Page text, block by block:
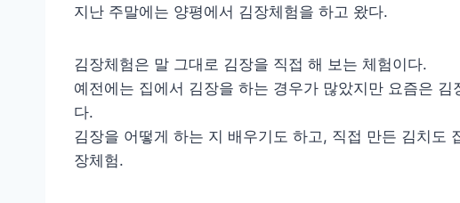
지난 주말에는 양평에서 김장체험을 하고 왔다.
김장체험은 말 그대로 김장을 직접 해 보는 체험이다.
예전에는 집에서 김장을 하는 경우가 많았지만 요즘은
다.
김장을 어떻게 하는 지 배우기도 하고, 직접 만든 김치도
장체험.